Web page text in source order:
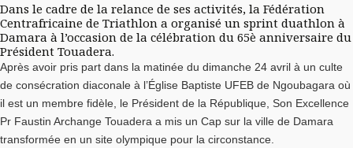
Dans le cadre de la relance de ses activités, la Fédération
Centrafricaine de Triathlon a organisé un sprint duathlon à
Damara à l’occasion de la célébration du 65è anniversaire du
Président Touadera.
Après avoir pris part dans la matinée du dimanche 24 avril à un culte
de consécration diaconale à l’Église Baptiste UFEB de Ngoubagara où
il est un membre fidèle, le Président de la République, Son Excellence
Pr Faustin Archange Touadera a mis un Cap sur la ville de Damara
transformée en un site olympique pour la circonstance.